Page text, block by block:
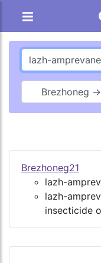
Brezhoneg
Brezhoneg21
lazh-
lazh-
insecticide